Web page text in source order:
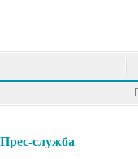
Прес-служба